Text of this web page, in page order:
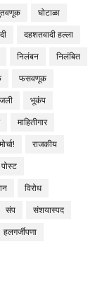
घोटाळा
दहशतवादी हल्ला
निलंबन
निलंबित
फसवणूक
भूकंप
माहितीगार
मोर्चा!
राजकीय
विरोध
संप
संशयास्पद
हलगर्जीपणा